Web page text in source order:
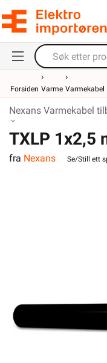
Forsiden Varme Varmekabel
Nexans Varmekabel
TXLP 1x2,5
Tilledning
fra Nexans Se/Still ett